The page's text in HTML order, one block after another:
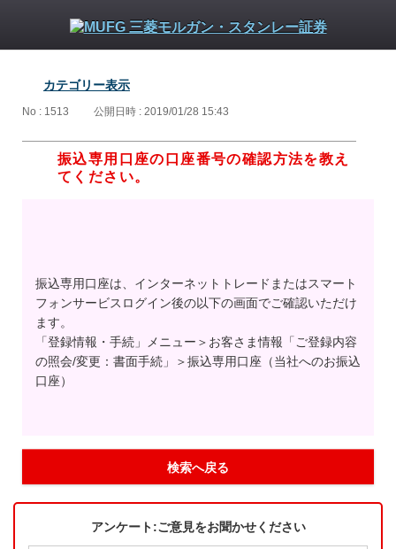
カテゴリー表示
No : 1513 公開日時 : 2019/01/28 15:43
振込専用口座の口座番号の確認方法を教え
てください。
振込専用口座は、インターネットトレードまたはスマート
フォンサービスログイン後の以下の画面でご確認いただけ
ます。
「登録情報・手続」メニュー＞お客さま情報「ご登録内容
の照会/変更：書面手続」＞振込専用口座（当社へのお振込
口座）
検索へ戻る
アンケート:ご意見をお聞かせください